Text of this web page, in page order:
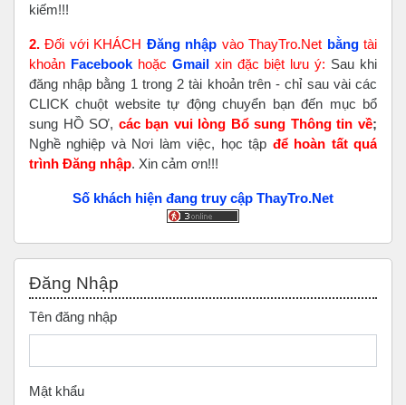
kiếm!!!
2. Đối với KHÁCH Đăng nhập vào ThayTro.Net bằngtài
khoản Facebook hoặc Gmailxin đặc biệt lưu ý: Sau khi
đăng nhập bằng 1 trong 2 tài khoản trên - chỉ sau vài các
CLICK chuột website tự động chuyển bạn đến mục bổ
sung HỒ SƠ, các bạn vui lòng Bổ sung Thông tin về;
Nghề nghiệp và Nơi làm việc, học tập để hoàn tấtquá
trình Đăng nhập. Xin cảm ơn!!!
Số khách hiện đang truy cập ThayTro.Net
Đăng Nhập
Tên đăng nhập
Mật khẩu